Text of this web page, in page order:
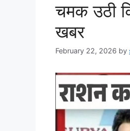
चमक उठी
खबर
February 22, 2026 by